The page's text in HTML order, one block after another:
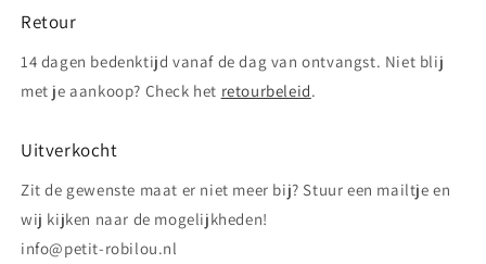
Retour
14 dagen bedenktijd vanaf de dag van ontvangst. Niet blij
met je aankoop? Check het retourbeleid.
Uitverkocht
Zit de gewenste maat er niet meer bij? Stuur een mailtje en
wij kijken naar de mogelijkheden!
info@petit-robilou.nl